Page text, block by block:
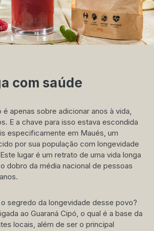
com saúde
é apenas sobre adicionar anos à vida,
E a chave para isso estava escondida
especificamente em Maués, um
por sua população com longevidade
lugar é um retrato de uma vida longa
dobro da média nacional de pessoas
segredo da longevidade desse povo?
ao Guaraná Cipó, o qual é a base da
locais, além de ser o principal